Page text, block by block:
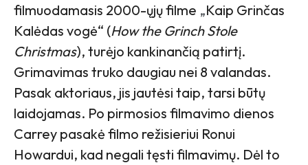
filmuodamasis 2000-ųjų filme „Kaip Grinčas
Kalėdas vogė“ (How the Grinch Stole
Christmas), turėjo kankinančią patirtį.
Grimavimas truko daugiau nei 8 valandas.
Pasak aktoriaus, jis jautėsi taip, tarsi būtų
laidojamas. Po pirmosios filmavimo dienos
Carrey pasakė filmo režisieriui Ronui
Howardui, kad negali tęsti filmavimų. Dėl to